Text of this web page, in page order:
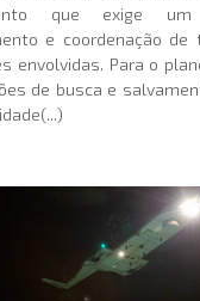
que exige um
e coordenação de
envolvidas. Para o
de busca e